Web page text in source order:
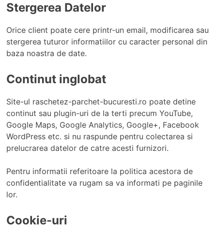
Stergerea Datelor
Orice client poate cere printr-un email, modificarea sau
stergerea tuturor informatiilor cu caracter personal din
baza noastra de date.
Continut inglobat
Site-ul raschetez-parchet-bucuresti.ro poate detine
continut sau plugin-uri de la terti precum YouTube,
Google Maps, Google Analytics, Google+, Facebook
WordPress etc. si nu raspunde pentru colectarea si
prelucrarea datelor de catre acesti furnizori.
Pentru informatii referitoare la politica acestora de
confidentialitate va rugam sa va informati pe paginile
lor.
Cookie-uri